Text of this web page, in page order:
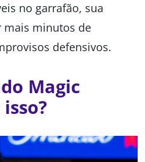
no garrafão, sua
mais minutos de
defensivos.
Magic